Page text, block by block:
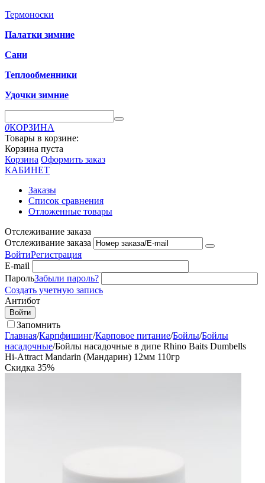
Термоноски
Палатки зимние
Сани
Теплообменники
Удочки зимние
0КОРЗИНА
Товары в корзине:
Корзина пуста
Корзина Оформить заказ
КАБИНЕТ
Заказы
Список сравнения
Отложенные товары
Отслеживание заказа
Отслеживание заказа
ВойтиРегистрация
E-mail
ПарольЗабыли пароль?
Создать учетную запись
Антибот
Войти
Запомнить
Главная/Карпфишинг/Карповое питание/Бойлы/Бойлы
насадочные/Бойлы насадочные в дипе Rhino Baits Dumbells
Hi-Attract Mandarin (Мандарин) 12мм 110гр
Скидка 35%